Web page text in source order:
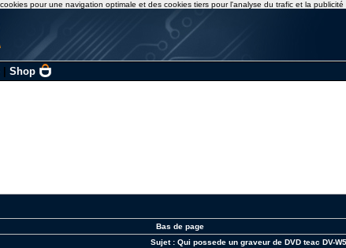
| Shop
Bas de page
Sujet : Qui possede un graveur de DVD teac DV-
pour une navigation optimale et des cookies tiers pour l'analyse du trafic et la publicité